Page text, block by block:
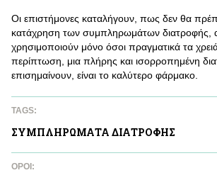
Οι επιστήμονες καταλήγουν, πως δεν θα
κατάχρηση των συμπληρωμάτων διατροφής,
χρησιμοποιούν μόνο όσοι πραγματικά τα
περίπτωση, μια πλήρης και ισορροπημένη
επισημαίνουν, είναι το καλύτερο φάρμακο.
TAGS:
ΣΥΜΠΛΗΡΩΜΑΤΑ ΔΙΑΤΡΟΦΗΣ
ΌΡΟΙ: